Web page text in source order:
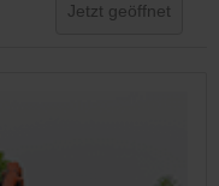
Jetzt geöffnet